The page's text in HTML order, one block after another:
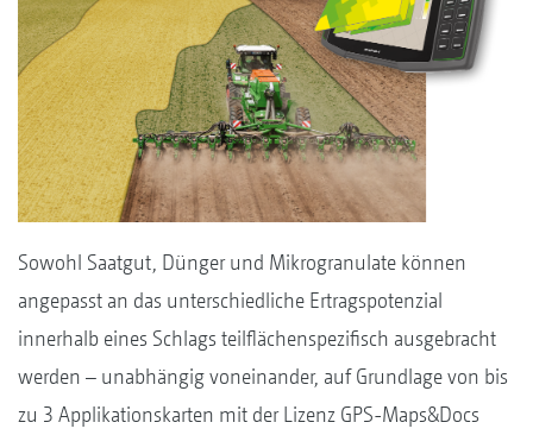
Sowohl Saatgut, Dünger und Mikrogranulate können
angepasst an das unterschiedliche Ertragspotenzial
innerhalb eines Schlags teilflächenspezifisch ausgebracht
werden – unabhängig voneinander, auf Grundlage von bis
zu 3 Applikationskarten mit der Lizenz GPS-Maps&Docs